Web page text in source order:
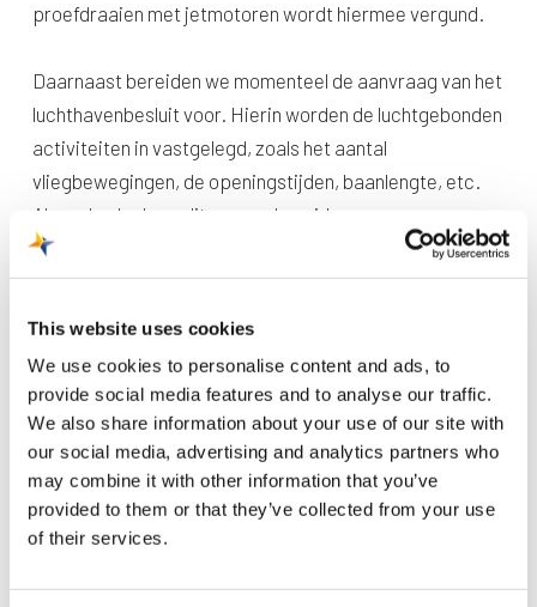
This website uses cookies
We use cookies to personalise content and ads, to
provide social media features and to analyse our traffic.
We also share information about your use of our site with
our social media, advertising and analytics partners who
may combine it with other information that you’ve
provided to them or that they’ve collected from your use
of their services.
proefdraaien met jetmotoren wordt hiermee vergund.
Daarnaast bereiden we momenteel de aanvraag van het
luchthavenbesluit voor. Hierin worden de luchtgebonden
activiteiten in vastgelegd, zoals het aantal
vliegbewegingen, de openingstijden, baanlengte, etc.
Als onderdeel van dit proces bereiden we een mer-
beoordeling voor die samen met de economische
onderbouwing als basis dienen voor de aanvraag van het
luchthavenbesluit. De eerstvolgende
eerste onderzoeksresultaten delen, vindt plaats op 17
januari 2024.
Meer informatie en aanmelden publiceren we binnenkort
via onze website.